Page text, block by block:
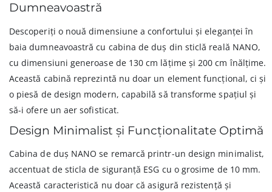
Dumneavoastră
Descoperiți o nouă dimensiune a confortului și eleganței în
baia dumneavoastră cu cabina de duș din sticlă reală NANO,
cu dimensiuni generoase de 130 cm lățime și 200 cm înălțime.
Această cabină reprezintă nu doar un element funcțional, ci și
o piesă de design modern, capabilă să transforme spațiul și
să-i ofere un aer sofisticat.
Design Minimalist și Funcționalitate Optimă
Cabina de duș NANO se remarcă printr-un design minimalist,
accentuat de sticla de siguranță ESG cu o grosime de 10 mm.
Această caracteristică nu doar că asigură rezistență și